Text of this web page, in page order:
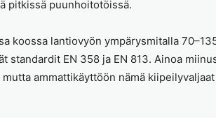
pitkissä puunhoitotöissä.
koossa lantiovyön ympärysmitalla
standardit EN 358 ja EN 813. Ainoa
ammattikäyttöön nämä